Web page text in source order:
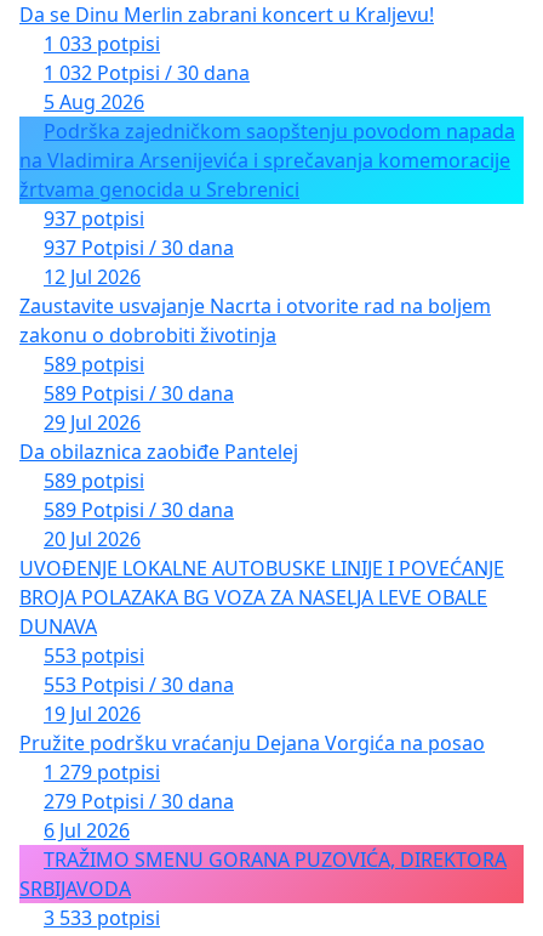
Da se Dinu Merlin zabrani koncert u Kraljevu!
1 033 potpisi
1 032 Potpisi / 30 dana
5 Aug 2026
Podrška zajedničkom saopštenju povodom napada
na Vladimira Arsenijevića i sprečavanja komemoracije
žrtvama genocida u Srebrenici
937 potpisi
937 Potpisi / 30 dana
12 Jul 2026
Zaustavite usvajanje Nacrta i otvorite rad na boljem
zakonu o dobrobiti životinja
589 potpisi
589 Potpisi / 30 dana
29 Jul 2026
Da obilaznica zaobiđe Pantelej
589 potpisi
589 Potpisi / 30 dana
20 Jul 2026
UVOĐENJE LOKALNE AUTOBUSKE LINIJE I POVEĆANJE
BROJA POLAZAKA BG VOZA ZA NASELJA LEVE OBALE
DUNAVA
553 potpisi
553 Potpisi / 30 dana
19 Jul 2026
Pružite podršku vraćanju Dejana Vorgića na posao
1 279 potpisi
279 Potpisi / 30 dana
6 Jul 2026
TRAŽIMO SMENU GORANA PUZOVIĆA, DIREKTORA
SRBIJAVODA
3 533 potpisi